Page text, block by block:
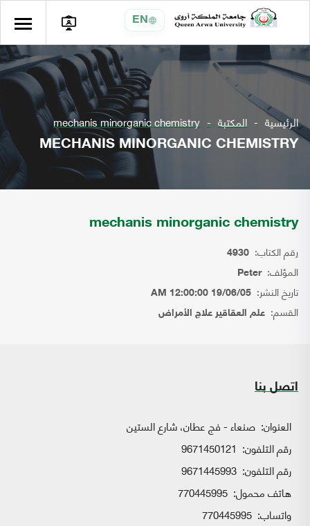
EN
الرئيسية المكتبة mechanis minorganic chemistry
MECHANIS MINORGANIC CHEMISTRY
mechanis minorganic chemistry
رقم الكتاب: 4930
المؤلف:Peter
تاريخ النشر: 19/06/05 12:00:00 AM
القسم: علم العقاقير علاج الأمراض
اتصل بنا
العنوان: صنعاء - فج عطان، شارع الستين
رقم التلفون: 9671450121
رقم التلفون: 9671445993
هاتف محمول: 770445995
واتساب: